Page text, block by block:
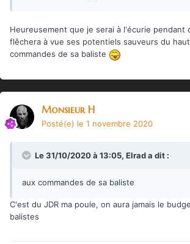
Heureusement que je serai à l'écurie pendant
flêchera à vue ses potentiels sauveurs du
commandes de sa baliste
Monsieur H
Posté(e) le 1 novembre 2020
Le 31/10/2020 à 13:05, Elrada dit :
aux commandes de sa baliste
C'est du JDR ma poule, on aura jamais le
balistes